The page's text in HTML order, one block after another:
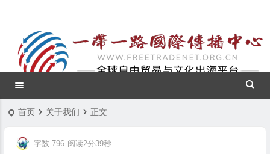
首页 关于我们 正文
字数 796 阅读2分39秒